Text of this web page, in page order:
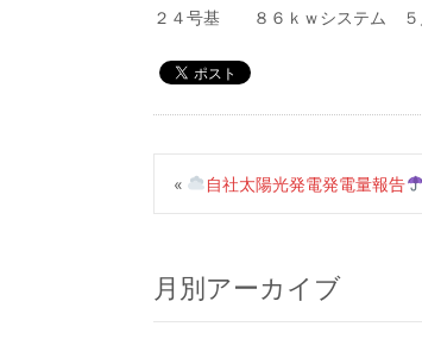
２４号基 ８６ｋｗシステム ５
« 自社太陽光発電発電量報告
月別アーカイブ